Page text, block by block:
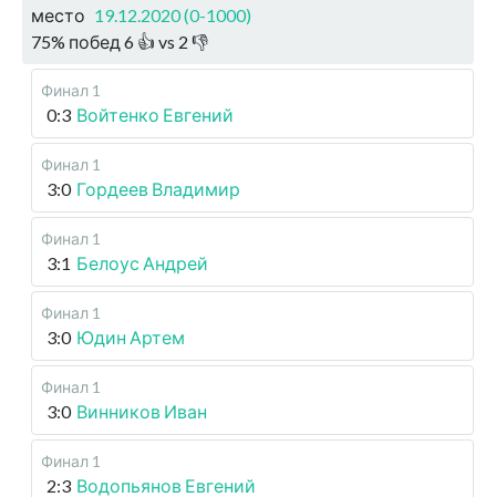
место 19.12.2020 (0-1000)
75% побед 6 👍 vs 2 👎
Финал 1
0:3 Войтенко Евгений
Финал 1
3:0 Гордеев Владимир
Финал 1
3:1 Белоус Андрей
Финал 1
3:0 Юдин Артем
Финал 1
3:0 Винников Иван
Финал 1
2:3 Водопьянов Евгений